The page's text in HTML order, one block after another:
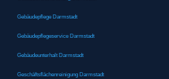
Gebäudepflege Darmstadt
Gebäudepflegeservice Darmstadt
Gebäudeunterhalt Darmstadt
Geschäftsflächenreinigung Darmstadt